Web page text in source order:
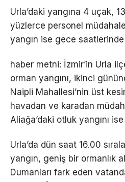
Urla’daki yangına 4 uçak,
yüzlerce personel
yangın ise gece saatlerinde
haber metni: İzmir’in Urla
orman yangını, ikinci
Naipli Mahallesi’nin üst
havadan ve karadan
Aliağa’daki otluk yangını
Urla’da dün saat 16.00
yangın, geniş bir ormanlık
Dumanları fark eden